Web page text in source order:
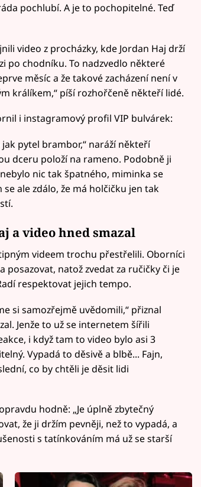
pochlubí. A je to pochopitelné. Teď
video z procházky, kde Jordan Haj drží
po chodníku. To nadzvedlo některé
měsíc a že takové zacházení není v
králíkem,“ píší rozhořčeně někteří lidé.
i instagramový profil VIP bulvárek:
pytel brambor,“ naráží někteří
dceru položí na rameno. Podobně ji
nic tak špatného, miminka se
ale zdálo, že má holčičku jen tak
a video hned smazal
videem trochu přestřelili. Oborníci
natož zvedat za ručičky či je
respektovat jejich tempo.
si samozřejmě uvědomili,“ přiznal
Jenže to už se internetem šířili
i když tam to video bylo asi 3
Vypadá to děsivě a blbě... Fajn,
co by chtěli je děsit lidi
hodně: „Je úplně zbytečný
že ji držím pevněji, než to vypadá, a
s tatínkováním má už se starší